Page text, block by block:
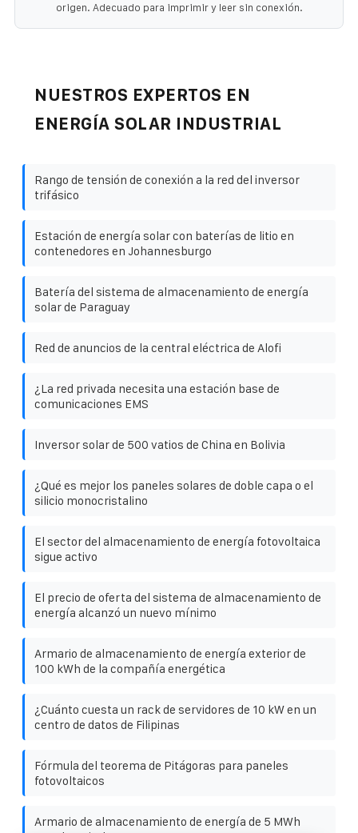
origen. Adecuado para imprimir y leer sin conexión.
NUESTROS EXPERTOS EN
ENERGÍA SOLAR INDUSTRIAL
Rango de tensión de conexión a la red del inversor
trifásico
Estación de energía solar con baterías de litio en
contenedores en Johannesburgo
Batería del sistema de almacenamiento de energía
solar de Paraguay
Red de anuncios de la central eléctrica de Alofi
¿La red privada necesita una estación base de
comunicaciones EMS
Inversor solar de 500 vatios de China en Bolivia
¿Qué es mejor los paneles solares de doble capa o el
silicio monocristalino
El sector del almacenamiento de energía fotovoltaica
sigue activo
El precio de oferta del sistema de almacenamiento de
energía alcanzó un nuevo mínimo
Armario de almacenamiento de energía exterior de
100 kWh de la compañía energética
¿Cuánto cuesta un rack de servidores de 10 kW en un
centro de datos de Filipinas
Fórmula del teorema de Pitágoras para paneles
fotovoltaicos
Armario de almacenamiento de energía de 5 MWh